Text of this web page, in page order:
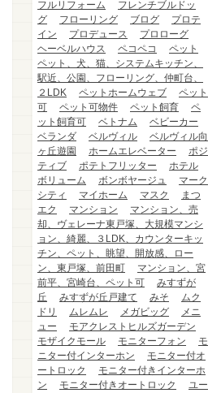
フルリフォーム
フレンチブルドッ
グ
フローリング ブログ
プロテ
イン
プロデュース
プロローグ
ヘーベルハウス
ペコペコ
ペット
ペット、犬、猫、システムキッチン、
駅近、公園、フローリング、仲町台、
２LDK
ペットホームウェブ
ペット
可
ペット可物件 ペット飼育
ペ
ット飼育可
ベトナム
ベビーカー
ベランダ
ベルヴィル
ベルヴィル向
ヶ丘遊園
ホームエレベーター
ポジ
ティブ
ポテトフリッター
ホテル
ボリューム
ボンボヤージュ
マーク
シティ
マイホーム マスク
まつ
エク
マンション
マンション、売
却、ヴェレーナ東戸塚、大規模マンシ
ョン、綺麗、３LDK、カウンターキッ
チン、ペット、眺望、開放感、ロー
ン、東戸塚、前田町
マンション、宮
前平、宮崎台、ペット可
みすずが
丘
みすずが丘戸建て みそ
ムク
ドリ
ムレムレ メガビッグ
メニ
ュー
モアクレストヒルズガーデン
モザイクモール
モニターフォン
モ
ニター付インターホン
モニター付オ
ートロック
モニター付きインターホ
ン
モニター付きオートロック
ユー